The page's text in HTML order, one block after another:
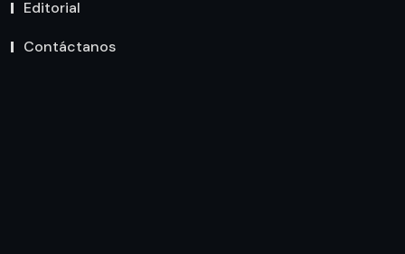
Editorial
Contáctanos